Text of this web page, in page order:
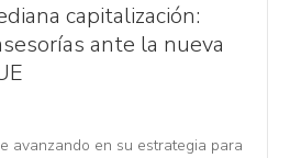
capitalización:
ante la nueva
avanzando en su estrategia para